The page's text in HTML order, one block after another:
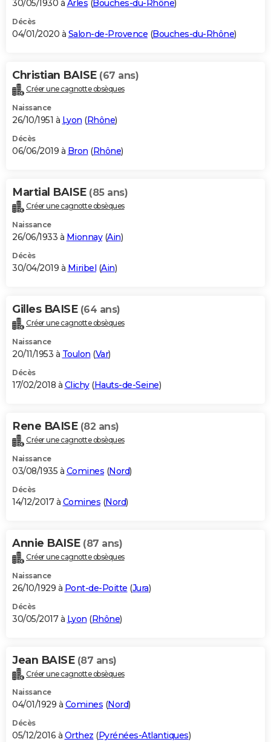
30/05/1930 à Arles (Bouches-du-Rhône)
Décès
04/01/2020 à Salon-de-Provence (Bouches-du-Rhône)
Christian BAISE (67 ans)
Créer une cagnotte obsèques
Naissance
26/10/1951 à Lyon (Rhône)
Décès
06/06/2019 à Bron (Rhône)
Martial BAISE (85 ans)
Créer une cagnotte obsèques
Naissance
26/06/1933 à Mionnay(Ain)
Décès
30/04/2019 à Miribel (Ain)
Gilles BAISE (64 ans)
Créer une cagnotte obsèques
Naissance
20/11/1953 à Toulon (Var)
Décès
17/02/2018 à Clichy(Hauts-de-Seine)
Rene BAISE (82 ans)
Créer une cagnotte obsèques
Naissance
03/08/1935 à Comines (Nord)
Décès
14/12/2017 à Comines (Nord)
Annie BAISE (87 ans)
Créer une cagnotte obsèques
Naissance
26/10/1929 à Pont-de-Poitte (Jura)
Décès
30/05/2017 à Lyon (Rhône)
Jean BAISE (87 ans)
Créer une cagnotte obsèques
Naissance
04/01/1929 à Comines (Nord)
Décès
05/12/2016 à Orthez (Pyrénées-Atlantiques)